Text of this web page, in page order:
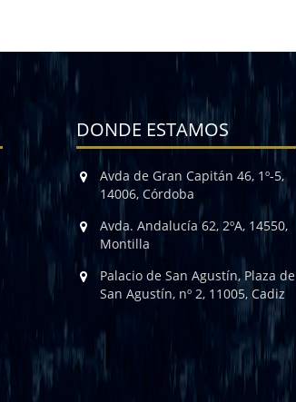
DONDE ESTAMOS
Avda de Gran Capitán 46, 1º-5,
14006, Córdoba
Avda. Andalucía 62, 2ºA, 14550,
Montilla
Palacio de San Agustín, Plaza de
San Agustín, nº 2, 11005, Cadiz